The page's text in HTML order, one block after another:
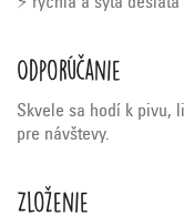
Odporúčanie
Skvele sa hodí k pivu,
pre návštevy.
Zloženie